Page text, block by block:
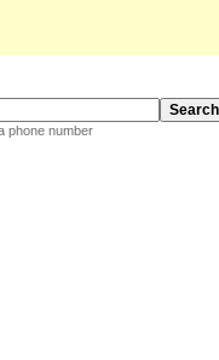
phone number